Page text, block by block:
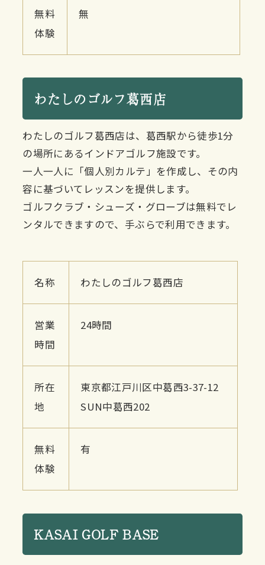
無料
体験
無
わたしのゴルフ葛西店
わたしのゴルフ葛西店は、葛西駅から徒歩1分
の場所にあるインドアゴルフ施設です。
一人一人に「個人別カルテ」を作成し、その内
容に基づいてレッスンを提供します。
ゴルフクラブ・シューズ・グローブは無料でレ
ンタルできますので、手ぶらで利用できます。
名称 わたしのゴルフ葛西店
営業
時間
24時間
所在
地
東京都江戸川区中葛西3-37-12
SUN中葛西202
無料
体験
有
KASAI GOLF BASE